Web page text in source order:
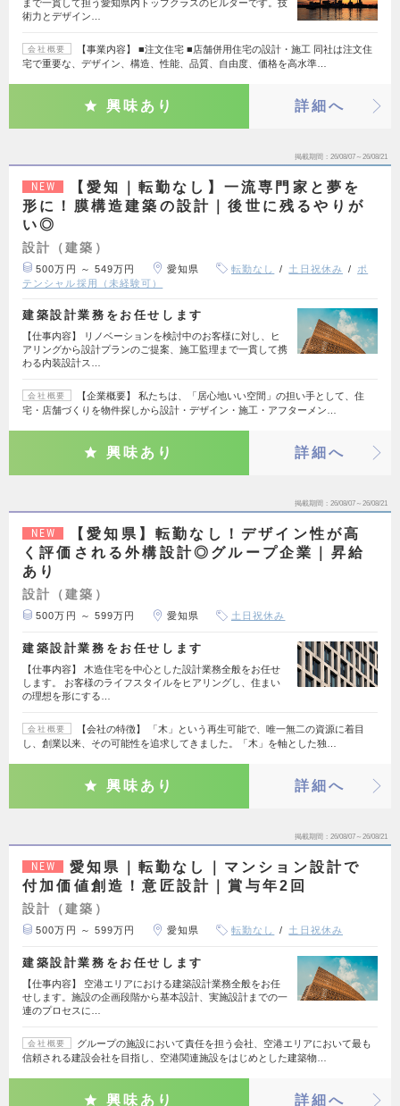
まで一貫して担う愛知県内トップクラスのビルダーです。技
術力とデザイン…
会社概要
【事業内容】 ■注文住宅 ■店舗併用住宅の設計・施工 同社は注文住
宅で重要な、デザイン、構造、性能、品質、自由度、価格を高水準…
興味あり 詳細へ
掲載期間 26/08/07～26/08/21
NEW
【愛知｜転勤なし】一流専門家と夢を
形に！膜構造建築の設計｜後世に残るやりが
い◎
設計（建築）
500万円 ～ 549万円 愛知県 転勤なし 土日祝休み
ポ
テンシャル採用（未経験可）
建築設計業務をお任せします
【仕事内容】 リノベーションを検討中のお客様に対し、ヒ
アリングから設計プランのご提案、施工監理まで一貫して携
わる内装設計ス…
会社概要
【企業概要】 私たちは、「居心地いい空間」の担い手として、住
宅・店舗づくりを物件探しから設計・デザイン・施工・アフターメン…
興味あり 詳細へ
掲載期間 26/08/07～26/08/21
NEW
【愛知県】転勤なし！デザイン性が高
く評価される外構設計◎グループ企業｜昇給
あり
設計（建築）
500万円 ～ 599万円 愛知県 土日祝休み
建築設計業務をお任せします
【仕事内容】 木造住宅を中心とした設計業務全般をお任せ
します。 お客様のライフスタイルをヒアリングし、住まい
の理想を形にする…
会社概要
【会社の特徴】 「木」という再生可能で、唯一無二の資源に着目
し、創業以来、その可能性を追求してきました。「木」を軸とした独…
興味あり 詳細へ
掲載期間 26/08/07～26/08/21
NEW
愛知県｜転勤なし｜マンション設計で
付加価値創造！意匠設計｜賞与年2回
設計（建築）
500万円 ～ 599万円 愛知県 転勤なし 土日祝休み
建築設計業務をお任せします
【仕事内容】 空港エリアにおける建築設計業務全般をお任
せします。施設の企画段階から基本設計、実施設計までの一
連のプロセスに…
会社概要
グループの施設において責任を担う会社、空港エリアにおいて最も
信頼される建設会社を目指し、空港関連施設をはじめとした建築物…
興味あり 詳細へ